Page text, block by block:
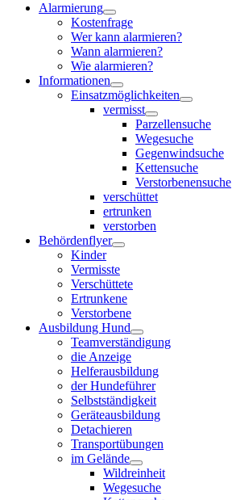
Alarmierung
Kostenfrage
Wer kann alarmieren?
Wann alarmieren?
Wie alarmieren?
Informationen
Einsatzmöglichkeiten
vermisst
Parzellensuche
Wegesuche
Gegenwindsuche
Kettensuche
Verstorbenensuche
verschüttet
ertrunken
verstorben
Behördenflyer
Kinder
Vermisste
Verschüttete
Ertrunkene
Verstorbene
Ausbildung Hund
Teamverständigung
die Anzeige
Helferausbildung
der Hundeführer
Selbstständigkeit
Geräteausbildung
Detachieren
Transportübungen
im Gelände
Wildreinheit
Wegesuche